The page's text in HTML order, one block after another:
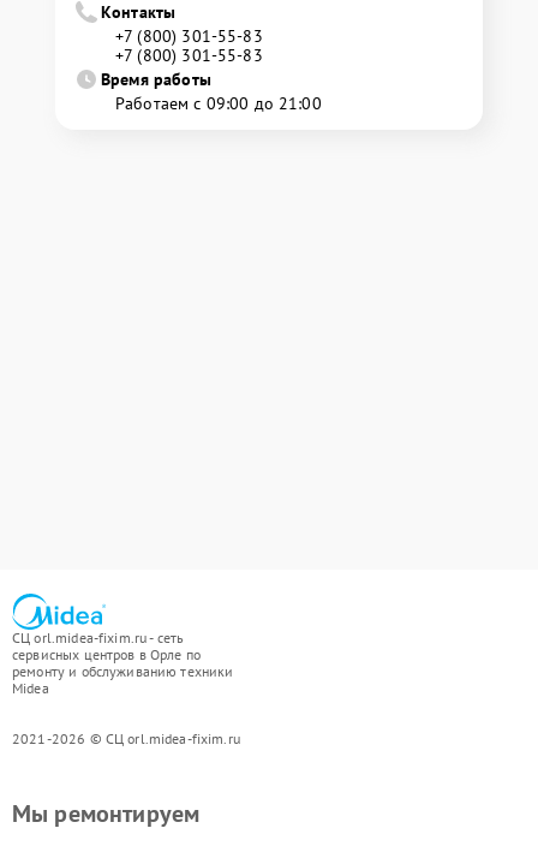
Контакты
+7 (800) 301-55-83
+7 (800) 301-55-83
Время работы
Работаем с 09:00 до 21:00
СЦ orl.midea-fixim.ru - сеть
сервисных центров в Орле по
ремонту и обслуживанию техники
Midea
2021-2026 © СЦ orl.midea-fixim.ru
Мы ремонтируем